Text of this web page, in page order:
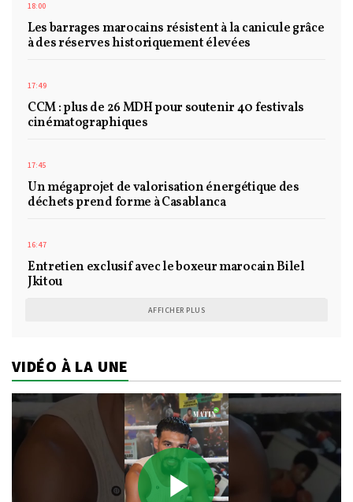
18:00
Les barrages marocains résistent à la canicule grâce
à des réserves historiquement élevées
17:49
CCM : plus de 26 MDH pour soutenir 40 festivals
cinématographiques
17:45
Un mégaprojet de valorisation énergétique des
déchets prend forme à Casablanca
16:47
Entretien exclusif avec le boxeur marocain Bilel
Jkitou
AFFICHER PLUS
VIDÉO À LA UNE